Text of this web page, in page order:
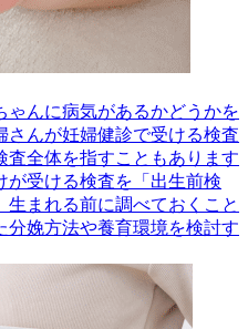
ゃんに病気があるかどうかを
んが妊婦健診で受ける検査
査全体を指すこともあります
が受ける検査を「出生前検
まれる前に調べておくこと
分娩方法や養育環境を検討す